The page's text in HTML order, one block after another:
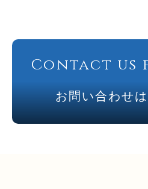
Contact us
お問い合わせ